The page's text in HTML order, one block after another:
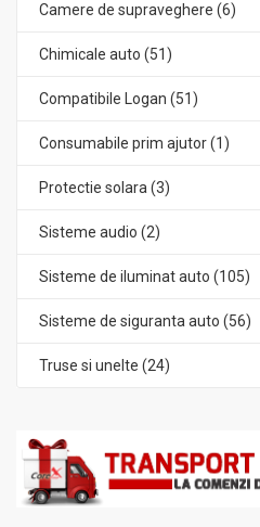
Camere de supraveghere (6)
Chimicale auto (51)
Compatibile Logan (51)
Consumabile prim ajutor (1)
Protectie solara (3)
Sisteme audio (2)
Sisteme de iluminat auto (105)
Sisteme de siguranta auto (56)
Truse si unelte (24)